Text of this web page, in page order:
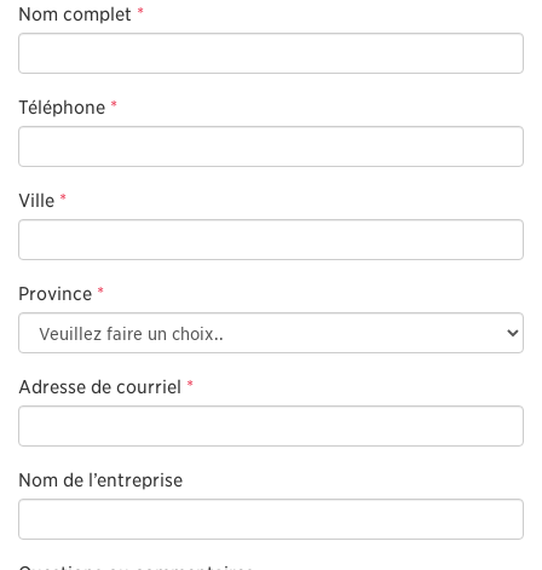
Nom complet *
Téléphone *
Ville *
Province *
Adresse de courriel *
Nom de l’entreprise